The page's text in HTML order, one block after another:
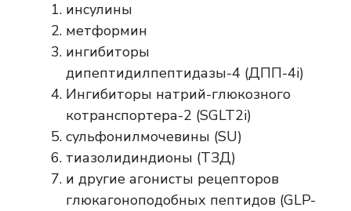
инсулины
метформин
ингибиторы
дипептидилпептидазы-4 (ДПП-4i)
Ингибиторы натрий-глюкозного
котранспортера-2 (SGLT2i)
сульфонилмочевины (SU)
тиазолидиндионы (ТЗД)
и другие агонисты рецепторов
глюкагоноподобных пептидов (GLP-